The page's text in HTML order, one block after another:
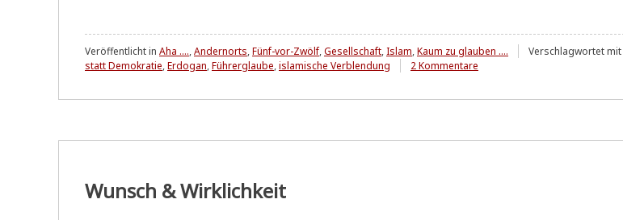
Veröffentlicht in Aha ....,Andernorts,Fünf-vor-Zwölf,Gesellschaft,Islam,Kaum zu glauben .... Verschlagwortet mit
statt Demokratie,Erdogan,Führerglaube,islamische Verblendung 2 Kommentare
Wunsch & Wirklichkeit